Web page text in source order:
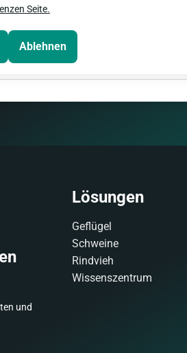
und
Lösungen
Geflügel
Schweine
Rindvieh
Wissenszentrum
Seite.
Ablehnen